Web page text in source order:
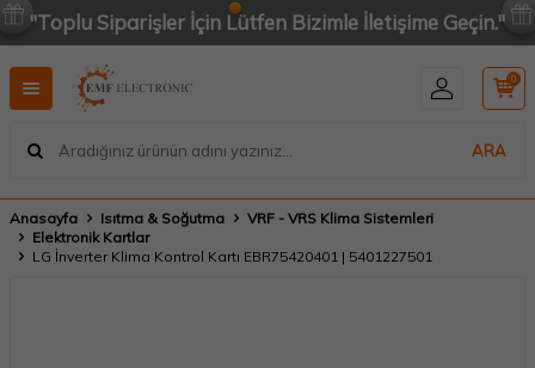
"Toplu Siparişler İçin Lütfen Bizimle İletişime Geçin."
ARA
0
Anasayfa Isıtma & Soğutma
VRF - VRS Klima Sistemleri
Elektronik Kartlar
LG İnverter Klima Kontrol Kartı EBR75420401 | 5401227501